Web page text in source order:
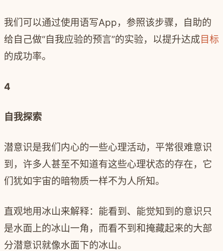
我们可以通过使用语写App，参照该步骤，自助的
给自己做“自我应验的预言”的实验，以提升达成 目标
的成功率。
4
自我探索
潜意识是我们内心的一些心理活动，平常很难意识
到，许多人甚至不知道有这些心理状态的存在，它
们犹如宇宙的暗物质一样不为人所知。
直观地用冰山来解释：能看到、能觉知到的意识只
是水面上的冰山一角，而看不到和掩藏起来的大部
分潜意识就像水面下的冰山。